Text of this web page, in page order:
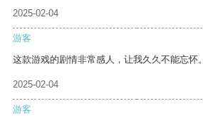
2025-02-04
游客
这款游戏的剧情非常感人，让我久久不能忘怀。
2025-02-04
游客